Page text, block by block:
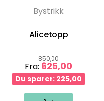
Bystrikk
Alicetopp
850,00
Fra: 625,00
Du sparer: 225,00